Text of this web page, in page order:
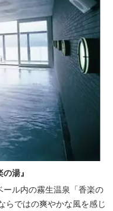
湯』
ール内の霧生温泉「香楽の
らではの爽やかな風を感じ